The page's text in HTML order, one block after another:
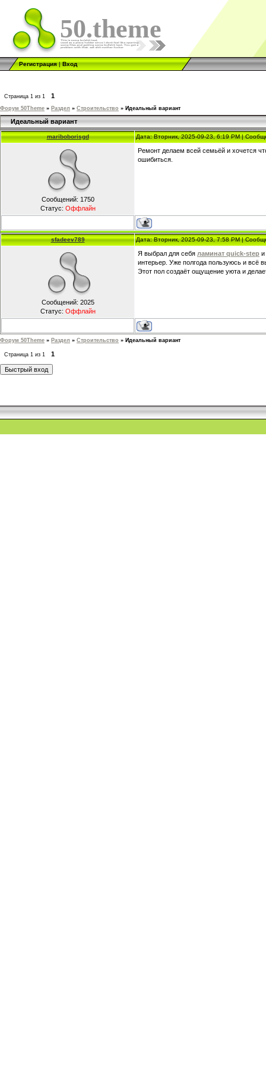
50.theme
Регистрация|Вход
Страница 1 из 1 1
Форум 50Theme » Раздел » Строительство » Идеальный вариант
Идеальный вариант
mariboborisgd Дата: Вторник, 2025-09-23, 6:19 PM |
Сообщений: 1750
Статус: Оффлайн
Ремонт делаем всей семьёй и хочется
ошибиться.
sfadeev789 Дата: Вторник, 2025-09-23, 7:58 PM |
Сообщений: 2025
Статус: Оффлайн
Я выбрал для себя ламинат quick-step и
интерьер. Уже полгода пользуюсь и всё
Этот пол создаёт ощущение уюта и
Форум 50Theme » Раздел » Строительство » Идеальный вариант
Страница 1 из 1 1